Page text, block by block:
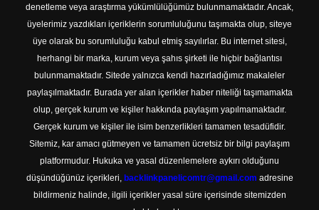
denetleme veya araştırma yükümlülüğümüz bulunmamaktadır. Ancak,
üyelerimiz yazdıkları içeriklerin sorumluluğunu taşımakta olup, siteye
üye olarak bu sorumluluğu kabul etmiş sayılırlar. Bu internet sitesi,
herhangi bir marka, kurum veya şahıs şirketi ile hiçbir bağlantısı
bulunmamaktadır. Sitede yalnızca kendi hazırladığımız makaleler
paylaşılmaktadır. Burada yer alan içerikler haber niteliği taşımamakta
olup, gerçek kurum ve kişiler hakkında paylaşım yapılmamaktadır.
Gerçek kurum ve kişiler ile isim benzerlikleri tamamen tesadüfidir.
Sitemiz, kar amacı gütmeyen ve tamamen ücretsiz bir bilgi paylaşım
platformudur. Hukuka ve yasal düzenlemelere aykırı olduğunu
düşündüğünüz içerikleri, backlinkpanelicomtr@gmail.com adresine
bildirmeniz halinde, ilgili içerikler yasal süre içerisinde sitemizden